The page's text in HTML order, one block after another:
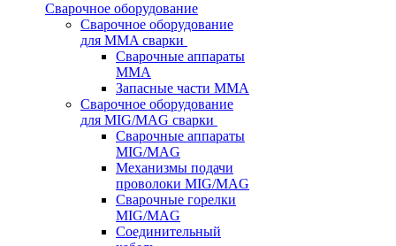
Сварочное оборудование
Сварочное оборудование
для MMA сварки
Сварочные аппараты
MMA
Запасные части MMA
Сварочное оборудование
для MIG/MAG сварки
Сварочные аппараты
MIG/MAG
Механизмы подачи
проволоки MIG/MAG
Сварочные горелки
MIG/MAG
Соединительный